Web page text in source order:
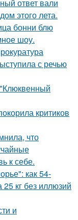
ответ вали
этого лета.
бонни блю
шоу.
с речью
критиков
что
к себе.
как 54-
кг без иллюзий
и